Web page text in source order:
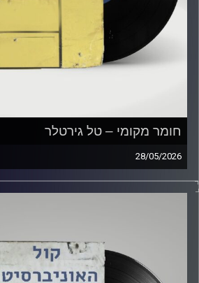
חומר מקומי – טל גירטלר
28/05/2026
שעה של מוזיקה ישראלית עם טל גירטלר